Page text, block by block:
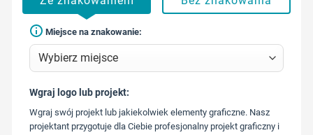
Miejsce na znakowanie:
573 568
217
Wgraj logo lub projekt:
Wgraj swój projekt lub jakiekolwiek elementy graficzne. Nasz
projektant przygotuje dla Ciebie profesjonalny projekt graficzny i